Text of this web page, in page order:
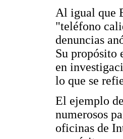
Al igual que
"teléfono
denuncias
Su propósito
en
lo que se
El ejemplo
numerosos
oficinas de